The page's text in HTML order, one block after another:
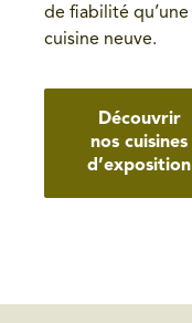
de fiabilité qu’une
cuisine neuve.
Découvrir
nos cuisines
d’exposition